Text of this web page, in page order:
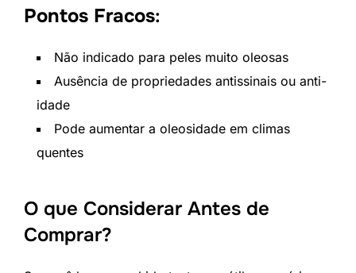
Pontos Fracos:
Não indicado para peles muito oleosas
Ausência de propriedades antissinais ou anti-
idade
Pode aumentar a oleosidade em climas
quentes
O que Considerar Antes de
Comprar?